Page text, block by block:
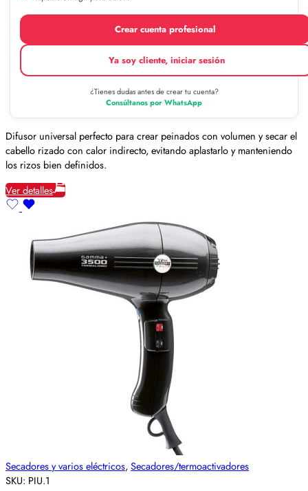
Crear cuenta profesional
Ya soy cliente, iniciar sesión
¿Tienes dudas antes de crear tu cuenta?
Consúltanos por WhatsApp
Difusor universal perfecto para crear peinados con volumen y secar el
cabello rizado con calor indirecto, evitando aplastarlo y manteniendo
los rizos bien definidos.
Ver detalles
Secadores y varios eléctricos, Secadores/termoactivadores
SKU: PIU.1